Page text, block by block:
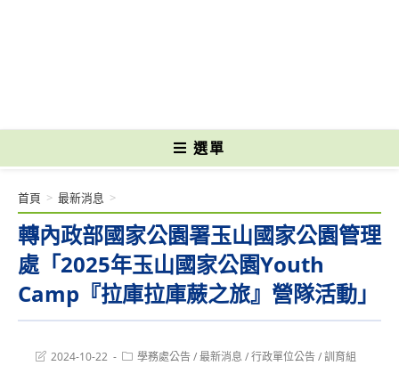
選單
轉內政部國家公園署玉山國家公園管理
處「2025年玉山國家公園Youth
Camp『拉庫拉庫蕨之旅』營隊活動」
首頁 > 最新消息 >
Post2024-10-22
Post學務處公告/最新消息 /行政單位公告/訓育組